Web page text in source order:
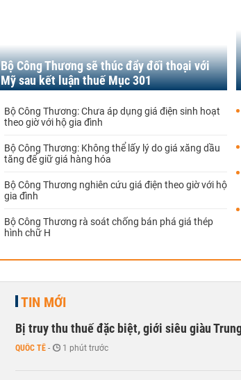
Bộ Công Thương sẽ thúc đẩy đối thoại với
Mỹ sau kết luận thuế Mục 301
Bộ Công Thương: Chưa áp dụng giá điện sinh hoạt
theo giờ với hộ gia đình
Bộ Công Thương: Không thể lấy lý do giá xăng dầu
tăng để giữ giá hàng hóa
Bộ Công Thương nghiên cứu giá điện theo giờ với hộ
gia đình
Bộ Công Thương rà soát chống bán phá giá thép
hình chữ H
TIN MỚI
Bị truy thu thuế đặc biệt, giới siêu giàu
QUỐC TẾ - 1 phút trước